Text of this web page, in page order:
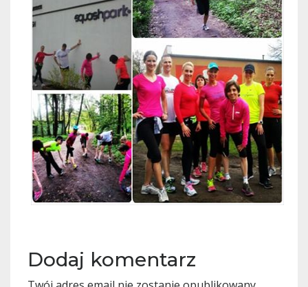
Dodaj komentarz